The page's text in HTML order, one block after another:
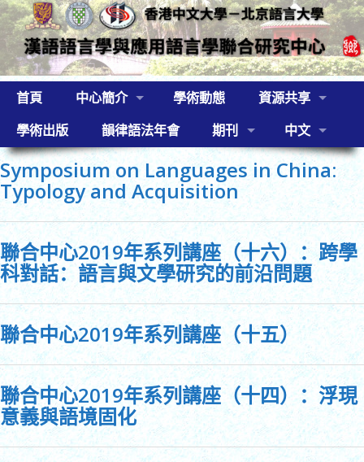
首頁 中心簡介 學術動態
資源共享
學術出版
韻律語法年會 期刊 中文
Symposium on Languages in China:
Typology and Acquisition
聯合中心2019年系列講座（十六）：跨學
科對話：語言與文學研究的前沿問題
聯合中心2019年系列講座（十五）
聯合中心2019年系列講座（十四）：浮現
意義與語境固化